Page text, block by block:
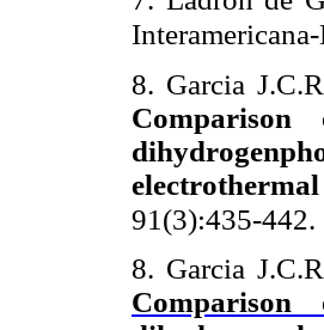
8. Garcia
91(3):435-442.
8. Garcia